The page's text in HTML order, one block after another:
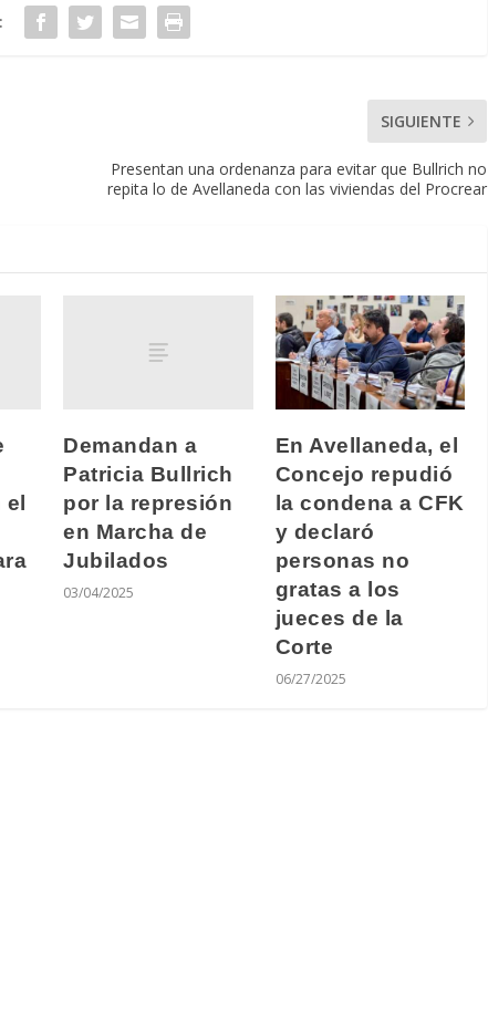
SIGUIENTE
Presentan una ordenanza para evitar que Bullrich no
repita lo de Avellaneda con las viviendas del Procrear
el
Demandan a
Patricia Bullrich
por la represión
en Marcha de
Jubilados
03/04/2025
En Avellaneda, el
Concejo repudió
la condena a CFK
y declaró
personas no
gratas a los
jueces de la
Corte
06/27/2025